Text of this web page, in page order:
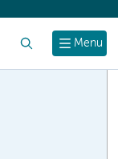
Menu